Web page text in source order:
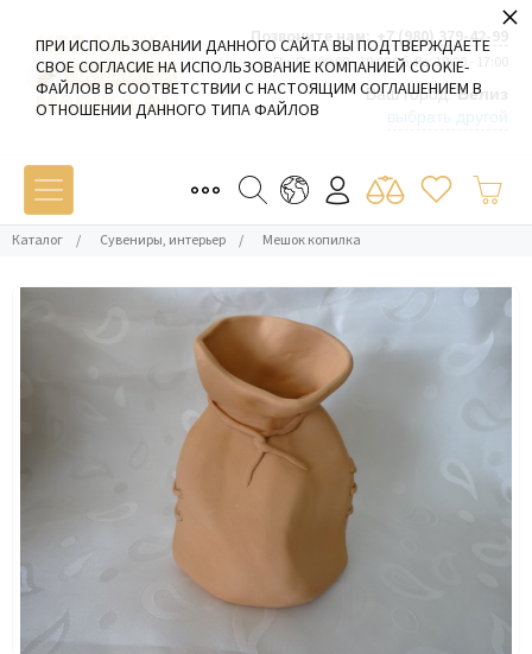
Позвоните нам: +7 (980) 379-42-99
Пн-Пт: 09:00 - 19:00 Сб-Вс: 10:00 - 17:00
Ваш город:Белиз
Каталог / Сувениры, интерьер / Мешок копилка
ПРИ ИСПОЛЬЗОВАНИИ ДАННОГО САЙТА ВЫ ПОДТВЕРЖДАЕТЕ
СВОЕ СОГЛАСИЕ НА ИСПОЛЬЗОВАНИЕ КОМПАНИЕЙ COOKIE-
ФАЙЛОВ В СООТВЕТСТВИИ С НАСТОЯЩИМ СОГЛАШЕНИЕМ В
ОТНОШЕНИИ ДАННОГО ТИПА ФАЙЛОВ
×